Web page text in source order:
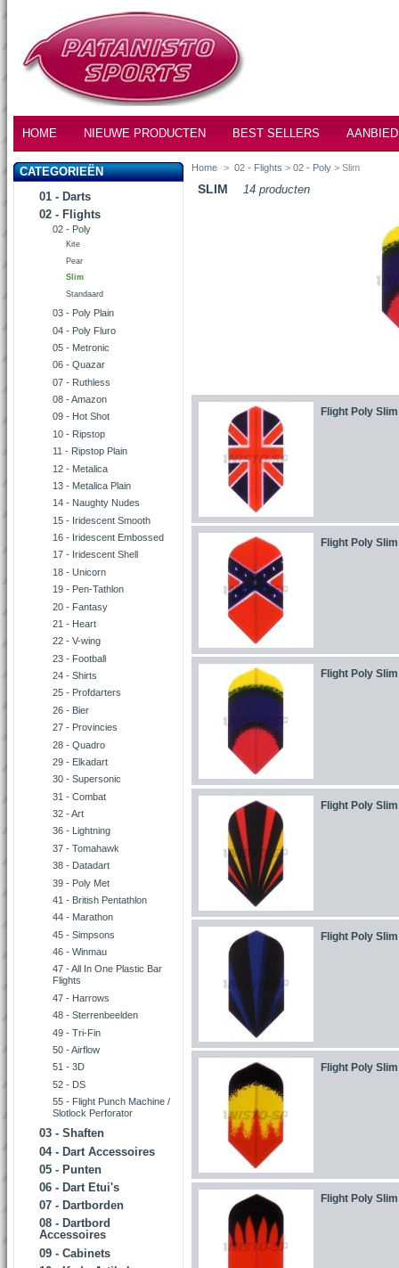
HOME NIEUWE PRODUCTEN BEST SELLERS
CATEGORIEËN
01 - Darts
02 - Flights
02 - Poly
Kite
Pear
Slim
Standaard
03 - Poly Plain
04 - Poly Fluro
05 - Metronic
06 - Quazar
07 - Ruthless
08 - Amazon
09 - Hot Shot
10 - Ripstop
11 - Ripstop Plain
12 - Metalica
13 - Metalica Plain
14 - Naughty Nudes
15 - Iridescent Smooth
16 - Iridescent Embossed
17 - Iridescent Shell
18 - Unicorn
19 - Pen-Tathlon
20 - Fantasy
21 - Heart
22 - V-wing
23 - Football
24 - Shirts
25 - Profdarters
26 - Bier
27 - Provincies
28 - Quadro
29 - Elkadart
30 - Supersonic
31 - Combat
32 - Art
36 - Lightning
37 - Tomahawk
38 - Datadart
39 - Poly Met
41 - British Pentathlon
44 - Marathon
45 - Simpsons
46 - Winmau
47 - All In One Plastic Bar
Flights
47 - Harrows
48 - Sterrenbeelden
49 - Tri-Fin
50 - Airflow
51 - 3D
52 - DS
55 - Flight Punch Machine /
Slotlock Perforator
03 - Shaften
04 - Dart Accessoires
05 - Punten
06 - Dart Etui's
07 - Dartborden
08 - Dartbord
Accessoires
09 - Cabinets
Home > 02 - Flights >02 - Poly > Slim
SLIM 14 producten
Flight Poly
Flight Poly
Flight Poly
Flight Poly
Flight Poly
Flight Poly
Flight Poly